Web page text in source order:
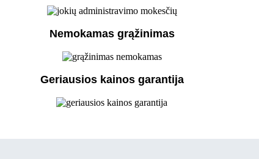
Nemokamas grąžinimas
Geriausios kainos garantija